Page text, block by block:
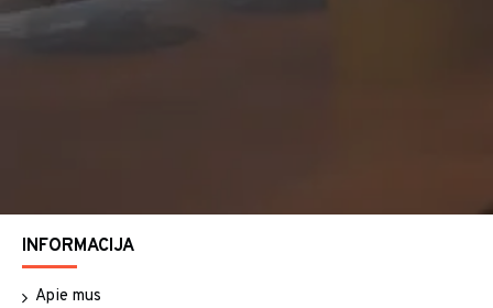
INFORMACIJA
Apie mus